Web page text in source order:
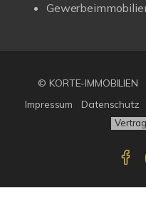
© KORTE-IMMOBILIEN
Impressum
Datenschutz